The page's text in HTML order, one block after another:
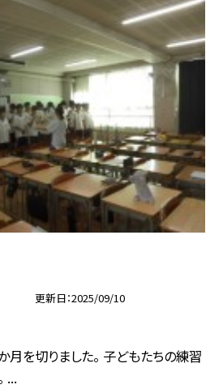
更新日 2025/09/10
月を切りました。 子どもたちの練習
...